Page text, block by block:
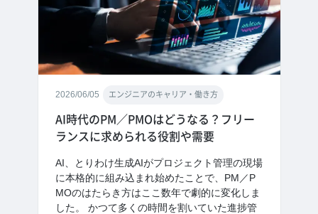
2026/06/05 エンジニアのキャリア・働き方
AI時代のPM／PMOはどうなる？フリー
ランスに求められる役割や需要
AI、とりわけ生成AIがプロジェクト管理の現場
に本格的に組み込まれ始めたことで、PM／P
MOのはたらき方はここ数年で劇的に変化しま
した。 かつて多くの時間を割いていた進捗管